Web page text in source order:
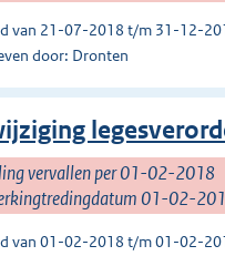
van 21-07-2018 t/m 31-12-
door: Dronten
vervallen per 01-02-2018
01-02-
van 01-02-2018 t/m 01-02-